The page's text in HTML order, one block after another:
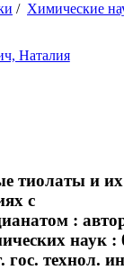
/ Химические
Наталия
тиолаты и
с
:
наук :
гос. технол.